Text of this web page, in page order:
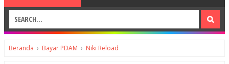
Beranda › Bayar PDAM › Niki Reload